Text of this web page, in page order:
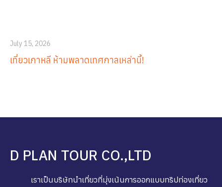
July 15, 2026
เที่ยวเกาหลี ห้ามพลาดเทศกาลเหล่านี้!
D PLAN TOUR CO.,LTD
เราเป็นบริษัทนำเที่ยวที่มุ่งเน้นการออกแบบทริปท่องเที่ยว